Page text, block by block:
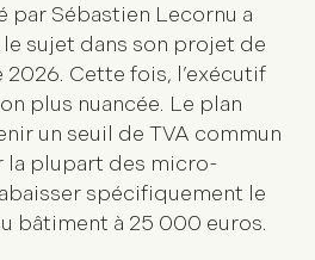
par Sébastien Lecornu a
sujet dans son projet de
2026. Cette fois, l’exécutif
plus nuancée. Le plan
un seuil de TVA commun
la plupart des micro-
spécifiquement le
bâtiment à 25 000 euros.